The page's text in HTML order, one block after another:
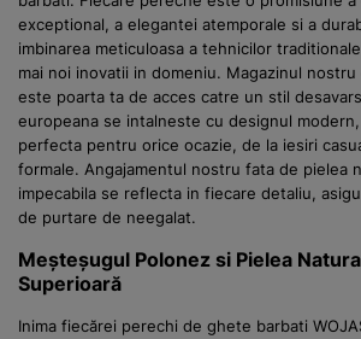
exceptional, a elegantei atemporale si a
imbinarea meticuloasa a tehnicilor
mai noi inovatii in domeniu. Magazinul
este poarta ta de acces catre un stil
europeana se intalneste cu designul
perfecta pentru orice ocazie, de la iesiri
formale. Angajamentul nostru fata de pielea
impecabila se reflecta in fiecare detaliu,
de purtare de neegalat.
Meșteșugul Polonez si Pielea
Superioară
Inima fiecărei perechi de ghete barbati